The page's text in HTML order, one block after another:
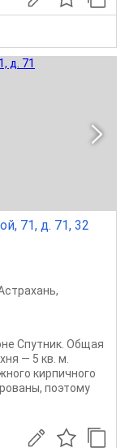
71, д. 71, 32
,
Спутник. Общая
— 5 кв. м.
кирпичного
поэтому